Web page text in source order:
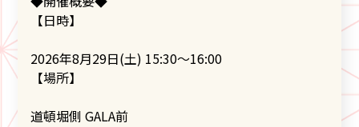
【日時】
2026年8月29日(土) 15:30～16:00
【場所】
道頓堀側 GALA前